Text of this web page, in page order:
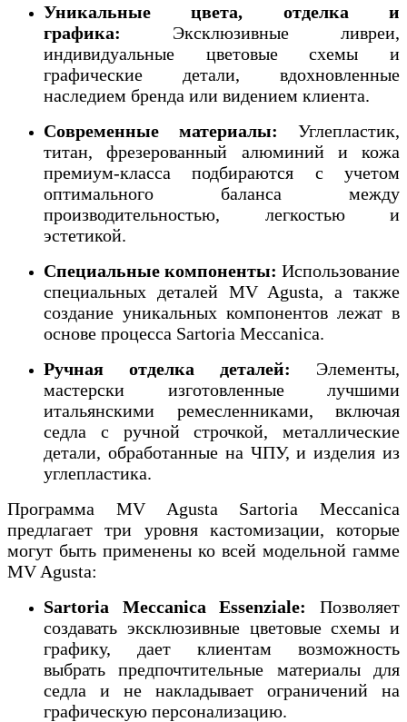
Уникальные цвета, отделка и
графика: Эксклюзивные ливреи,
индивидуальные цветовые схемы и
графические детали, вдохновленные
наследием бренда или видением клиента.
Современные материалы: Углепластик,
титан, фрезерованный алюминий и кожа
премиум-класса подбираются с учетом
оптимального баланса между
производительностью, легкостью и
эстетикой.
Специальные компоненты: Использование
специальных деталей MV Agusta, а также
создание уникальных компонентов лежат в
основе процесса Sartoria Meccanica.
Ручная отделка деталей: Элементы,
мастерски изготовленные лучшими
итальянскими ремесленниками, включая
седла с ручной строчкой, металлические
детали, обработанные на ЧПУ, и изделия из
углепластика.
Программа MV Agusta Sartoria Meccanica
предлагает три уровня кастомизации, которые
могут быть применены ко всей модельной гамме
MV Agusta:
Sartoria Meccanica Essenziale:
Позволяет
создавать эксклюзивные цветовые схемы и
графику, дает клиентам возможность
выбрать предпочтительные материалы для
седла и не накладывает ограничений на
графическую персонализацию.